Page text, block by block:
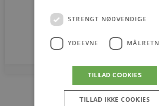
SEND
STRENGT NØDVENDIGE
YDEEVNE
TILLAD COOKIES
TILLAD IKKE COOKIES